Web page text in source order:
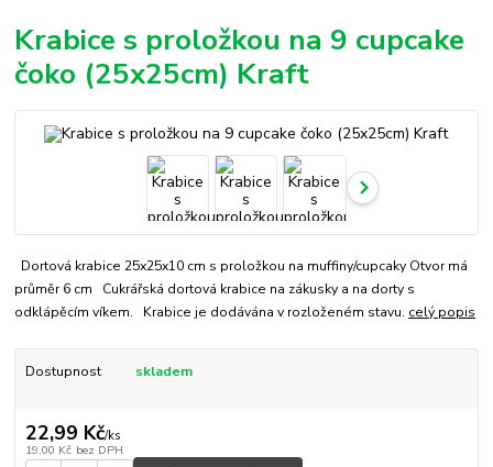
Krabice s proložkou na 9 cupcake
čoko (25x25cm) Kraft
Dortová krabice 25x25x10 cm s proložkou na muffiny/cupcaky Otvor má
průměr 6 cm Cukrářská dortová krabice na zákusky a na dorty s
odklápěcím víkem. Krabice je dodávána v rozloženém stavu. celý popis
Dostupnost skladem
22,99 Kč/ks
19,00 Kč bez DPH